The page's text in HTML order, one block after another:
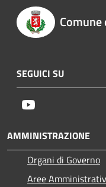
SEGUICI SU
AMMINISTRAZIONE
Organi di Governo
Aree